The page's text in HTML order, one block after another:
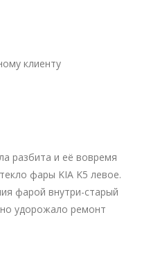
клиенту
разбита и её вовремя
фары KIA K5 левое.
фарой внутри-старый
удорожало ремонт